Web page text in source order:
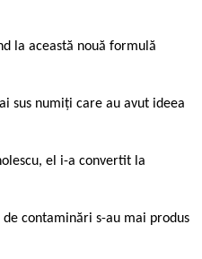
la această nouă formulă
sus numiți care au avut ideea
el i-a convertit la
contaminări s-au mai produs